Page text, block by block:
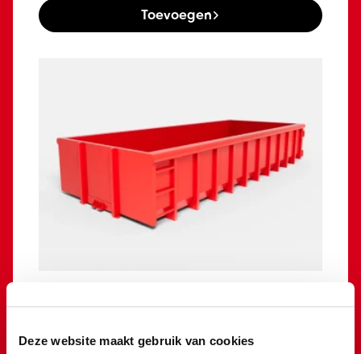
Deze website maakt gebruik van cookies
Toevoegen
€ 915,00